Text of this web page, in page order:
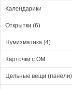
Календарики
Открытки (6)
Нумизматика (4)
Карточки с ОМ
Цельные вещи (панели)